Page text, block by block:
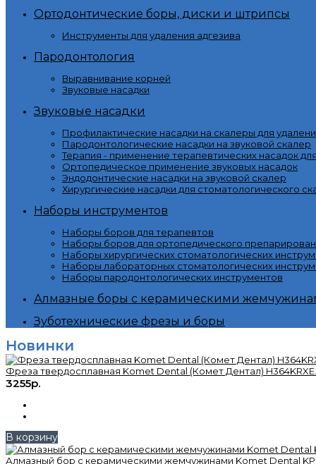
Ортодонтические боры, диски и штрипсы
Инструменты для удаления адгезива
Пародонтология
Выравнивание корней
Звуковые насадки
Звуковые насадки
Профилактические насадки на скалеры для
Пародонтологические насадки на звуковой скалер
Терапия - применение терапевтических насадок
Ортопедическое применение звуковых насадок
Эндодонтические насадки на звуковой скалер
Хирургические насадки для стоматологического
Наборы инструментов
Наборы боров для терапевтов
Наборы боров для ортопедического
Наборы хирургических стоматологических
Наборы лабораторных стоматологических
Наборы пародонтологических инструментов
Алмазные боры с керамическими
Зуботехнические фрезы и боры
Новинки
Фреза твердосплавная Komet Dental (Комет Дентал)
3255р.
В корзину
Алмазный бор с керамическими жемчужинами Komet Dental